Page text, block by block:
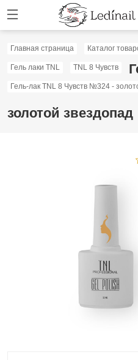
Главная страница Каталог
Гель лаки TNL TNL 8 Чувств
Гель-лак TNL 8 Чувств №324 -
золотой звездопад